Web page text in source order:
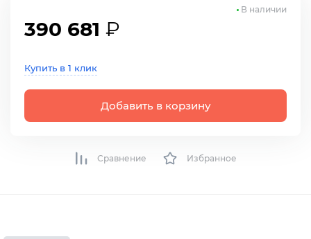
390 681 ₽
Купить в 1 клик
Добавить в корзину
В наличии
Сравнение Избранное